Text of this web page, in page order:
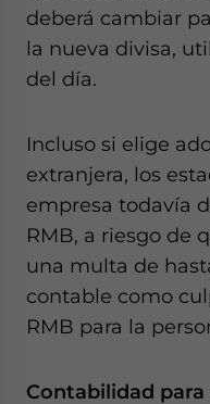
deberá cambiar
la nueva divisa,
del día.
Incluso si elige
extranjera, los
empresa todavía
RMB, a riesgo de
una multa de
contable como
RMB para la
Contabilidad para